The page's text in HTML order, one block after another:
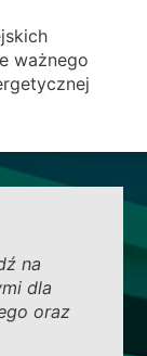
ważnego
na
dla
oraz